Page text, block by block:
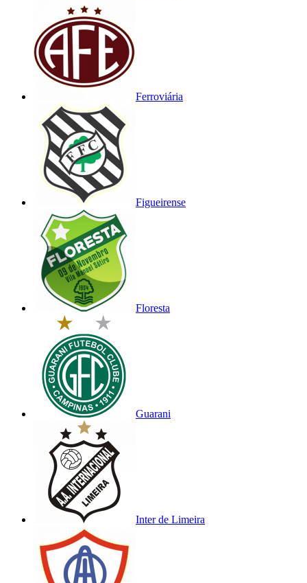
Ferroviária
Figueirense
Floresta
Guarani
Inter de Limeira